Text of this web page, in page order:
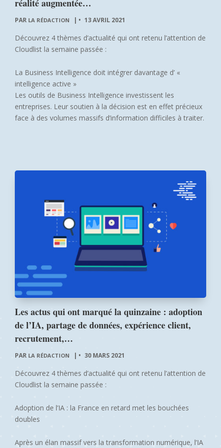
réalité augmentée…
PAR LA RÉDACTION | 13 AVRIL 2021
Découvrez 4 thèmes d’actualité qui ont retenu l’attention de
Cloudlist la semaine passée :
La Business Intelligence doit intégrer davantage d’ «
intelligence active »
Les outils de Business Intelligence investissent les
entreprises. Leur soutien à la décision est en effet précieux
face à des volumes massifs d’information difficiles à traiter.
Les actus qui ont marqué la quinzaine : adoption
de l’IA, partage de données, expérience client,
recrutement,…
PAR LA RÉDACTION | 30 MARS 2021
Découvrez 4 thèmes d’actualité qui ont retenu l’attention de
Cloudlist la semaine passée :
Adoption de l’IA : la France en retard met les bouchées
doubles
Après un élan massif vers la transformation numérique, l’IA